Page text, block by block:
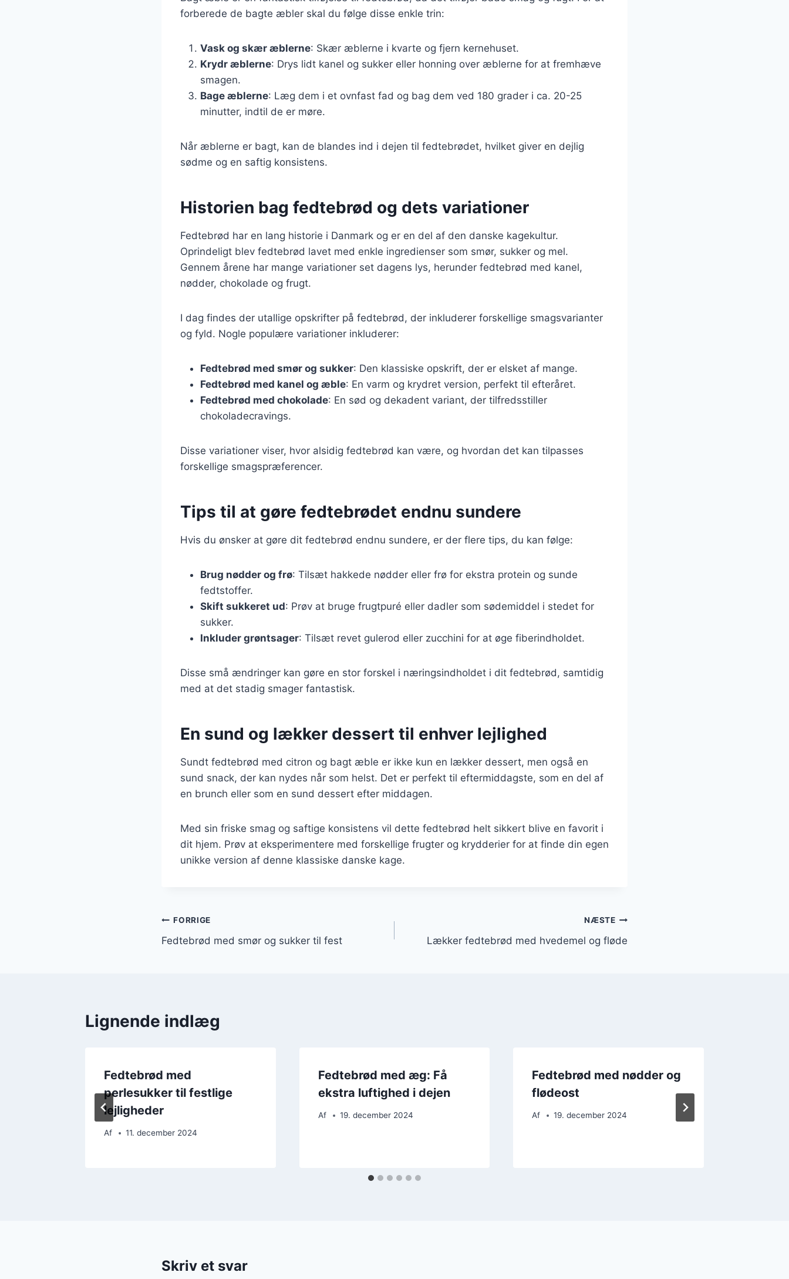
forberede de bagte æbler skal du følge disse enkle trin:
Vask og skær æblerne: Skær æblerne i kvarte og fjern kernehuset.
Krydr æblerne: Drys lidt kanel og sukker eller honning over æblerne for at fremhæve
smagen.
Bage æblerne: Læg dem i et ovnfast fad og bag dem ved 180 grader i ca. 20-25
minutter, indtil de er møre.
Når æblerne er bagt, kan de blandes ind i dejen til fedtebrødet, hvilket giver en dejlig
sødme og en saftig konsistens.
Historien bag fedtebrød og dets variationer
Fedtebrød har en lang historie i Danmark og er en del af den danske kagekultur.
Oprindeligt blev fedtebrød lavet med enkle ingredienser som smør, sukker og mel.
Gennem årene har mange variationer set dagens lys, herunder fedtebrød med kanel,
nødder, chokolade og frugt.
I dag findes der utallige opskrifter på fedtebrød, der inkluderer forskellige smagsvarianter
og fyld. Nogle populære variationer inkluderer:
Fedtebrød med smør og sukker: Den klassiske opskrift, der er elsket af mange.
Fedtebrød med kanel og æble: En varm og krydret version, perfekt til efteråret.
Fedtebrød med chokolade: En sød og dekadent variant, der tilfredsstiller
chokoladecravings.
Disse variationer viser, hvor alsidig fedtebrød kan være, og hvordan det kan tilpasses
forskellige smagspræferencer.
Tips til at gøre fedtebrødet endnu sundere
Hvis du ønsker at gøre dit fedtebrød endnu sundere, er der flere tips, du kan følge:
Brug nødder og frø: Tilsæt hakkede nødder eller frø for ekstra protein og sunde
fedtstoffer.
Skift sukkeret ud: Prøv at bruge frugtpuré eller dadler som sødemiddel i stedet for
sukker.
Inkluder grøntsager: Tilsæt revet gulerod eller zucchini for at øge fiberindholdet.
Disse små ændringer kan gøre en stor forskel i næringsindholdet i dit fedtebrød, samtidig
med at det stadig smager fantastisk.
En sund og lækker dessert til enhver lejlighed
Sundt fedtebrød med citron og bagt æble er ikke kun en lækker dessert, men også en
sund snack, der kan nydes når som helst. Det er perfekt til eftermiddagste, som en del af
en brunch eller som en sund dessert efter middagen.
Med sin friske smag og saftige konsistens vil dette fedtebrød helt sikkert blive en favorit i
dit hjem. Prøv at eksperimentere med forskellige frugter og krydderier for at finde din egen
unikke version af denne klassiske danske kage.
Indlægsnavigation
FORRIGE
Fedtebrød med smør og sukker til fest
NÆSTE
Lækker fedtebrød med hvedemel og fløde
Lignende indlæg
Fedtebrød med
perlesukker til festlige
lejligheder
Af 11. december 2024
Fedtebrød med æg: Få
ekstra luftighed i dejen
Af 19. december 2024
Fedtebrød med nødder og
flødeost
Af 19. december 2024
Skriv et svar